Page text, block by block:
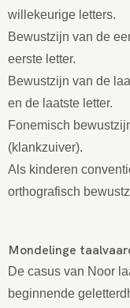
willekeurige letters.
Bewustzijn van de
eerste letter.
Bewustzijn van de
en de laatste letter.
Fonemisch
(klankzuiver).
Als kinderen
orthografisch
Mondelinge
De casus van Noor
beginnende